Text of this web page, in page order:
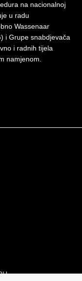
na nacionalnoj
u radu
Wassenaar
i Grupe snabdjevača
i radnih tijela
namjenom.